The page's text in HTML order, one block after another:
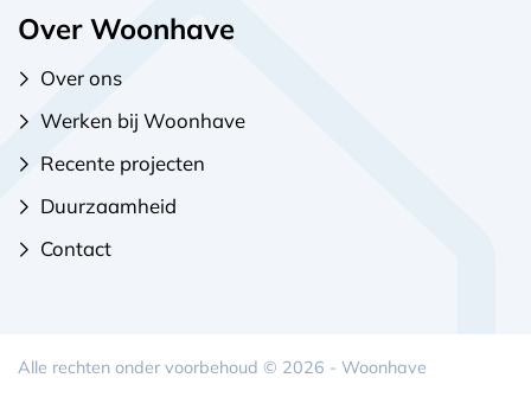
Over Woonhave
Over ons
Werken bij Woonhave
Recente projecten
Duurzaamheid
Contact
Alle rechten onder voorbehoud © 2026 - Woonhave